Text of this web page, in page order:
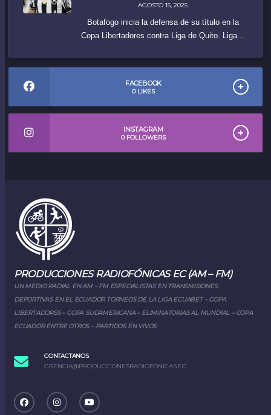
AGOSTO 15, 2025
Botafogo inicia la defensa de su título en la
Copa Libertadores contra Liga de Quito. Liga...
FACEBOOK
0LIKES
INSTAGRAM
0FOLLOWERS
PRODUCCIONES RADIOFÓNICAS EC (AM – FM)
UN MEDIO RADIAL EN AM – FM ESPECIALISTAS EN TRANSMISIONES
DEPORTIVAS EN EL ECUADOR TORNEOS DE LA LIGA ECUABET – COPA
LIBERTADORSS – COPA SUDAMERICANA – ELIMINATORIAS AL MUNDIAL – COPA
ECUADOR ENTRE OTROS – PARTIDOS EN VIVOS
CONTACTANOS
GRENCIA@PRODUCCIONESRADIOFONICAS.EC